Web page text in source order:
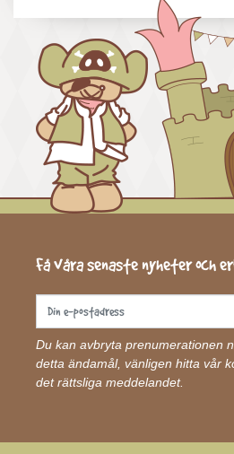
Få våra senaste nyheter och
Du kan avbryta prenumerationen
detta ändamål, vänligen hitta vår
det rättsliga meddelandet.